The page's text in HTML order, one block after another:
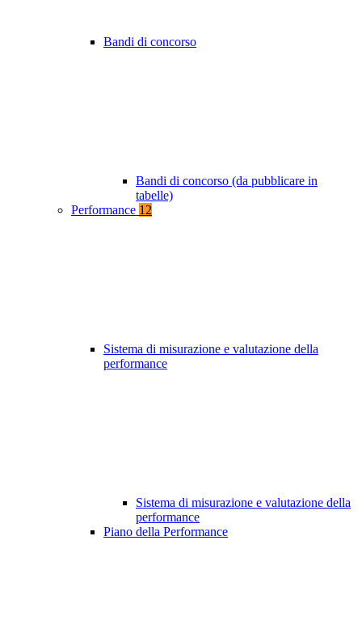
Bandi di concorso
Bandi di concorso (da pubblicare in
tabelle)
Performance 12
Sistema di misurazione e valutazione della
performance
Sistema di misurazione e valutazione della
performance
Piano della Performance